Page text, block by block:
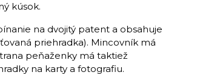
kúsok.
na dvojitý patent a obsahuje
priehradka). Mincovník má
peňaženky má taktiež
na karty a fotografiu.